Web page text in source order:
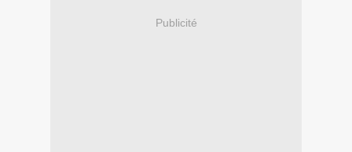
Publicité